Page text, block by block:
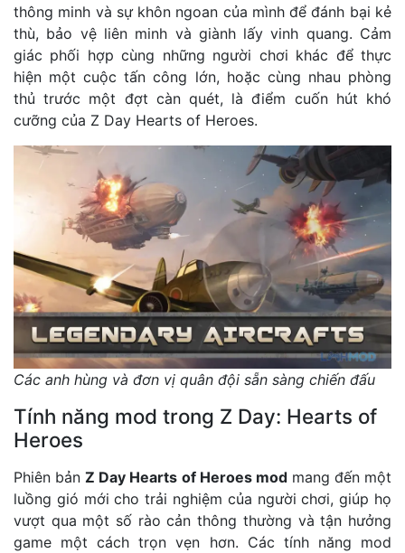
thông minh và sự khôn ngoan của mình để đánh bại kẻ
thù, bảo vệ liên minh và giành lấy vinh quang. Cảm
giác phối hợp cùng những người chơi khác để thực
hiện một cuộc tấn công lớn, hoặc cùng nhau phòng
thủ trước một đợt càn quét, là điểm cuốn hút khó
cưỡng của Z Day Hearts of Heroes.
Các anh hùng và đơn vị quân đội sẵn sàng chiến đấu
Tính năng mod trong Z Day: Hearts of
Heroes
Phiên bảnZ Day Hearts of Heroes modmang đến một
luồng gió mới cho trải nghiệm của người chơi, giúp họ
vượt qua một số rào cản thông thường và tận hưởng
game một cách trọn vẹn hơn. Các tính năng mod